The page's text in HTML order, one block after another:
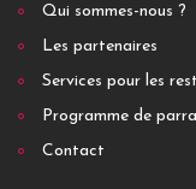
Qui sommes-nous ?
Les partenaires
Services pour les
Programme de
Contact